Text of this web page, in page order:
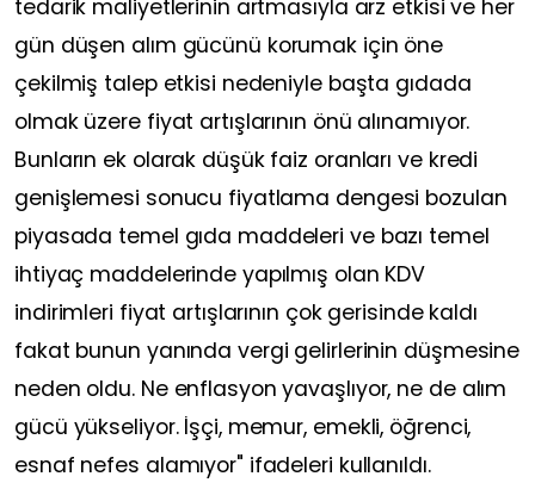
tedarik maliyetlerinin artmasıyla arz etkisi ve her
gün düşen alım gücünü korumak için öne
çekilmiş talep etkisi nedeniyle başta gıdada
olmak üzere fiyat artışlarının önü alınamıyor.
Bunların ek olarak düşük faiz oranları ve kredi
genişlemesi sonucu fiyatlama dengesi bozulan
piyasada temel gıda maddeleri ve bazı temel
ihtiyaç maddelerinde yapılmış olan KDV
indirimleri fiyat artışlarının çok gerisinde kaldı
fakat bunun yanında vergi gelirlerinin düşmesine
neden oldu. Ne enflasyon yavaşlıyor, ne de alım
gücü yükseliyor. İşçi, memur, emekli, öğrenci,
esnaf nefes alamıyor" ifadeleri kullanıldı.